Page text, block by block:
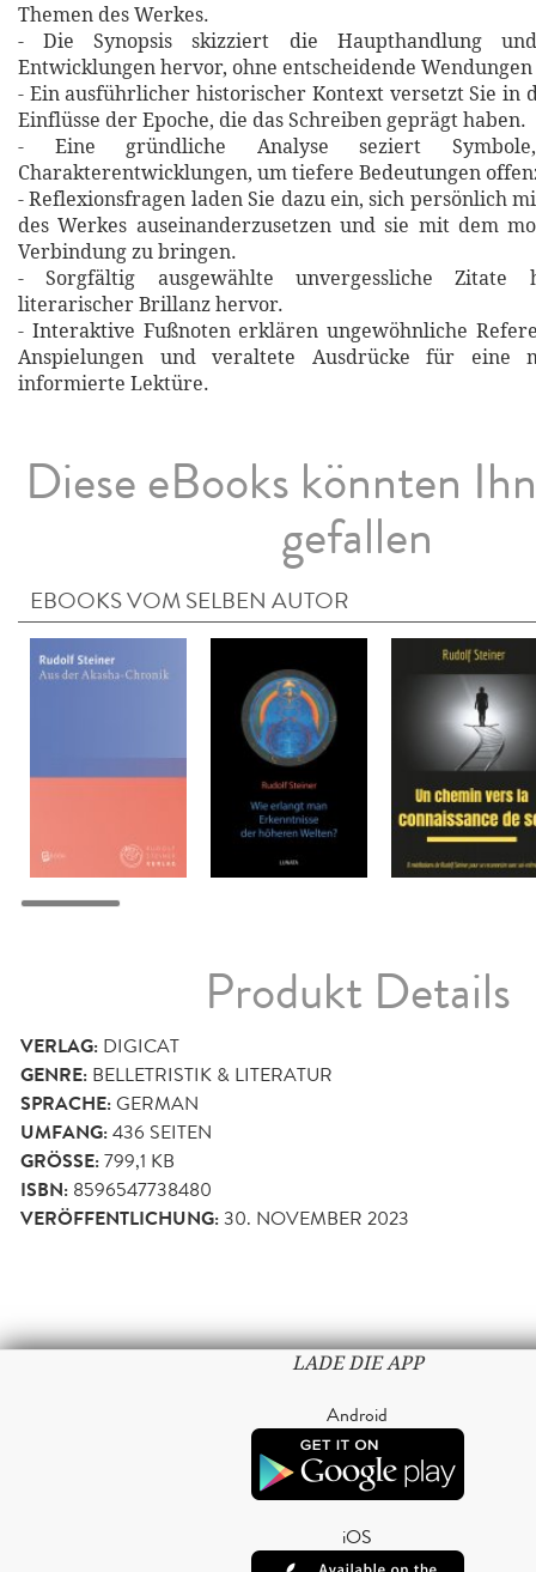
Themen des Werkes.
- Die Synopsis skizziert die Haupthandlung
Entwicklungen hervor, ohne entscheidende
- Ein ausführlicher historischer Kontext versetzt Sie in
Einflüsse der Epoche, die das Schreiben geprägt haben.
- Eine gründliche Analyse seziert
Charakterentwicklungen, um tiefere Bedeutungen
- Reflexionsfragen laden Sie dazu ein, sich persönlich
des Werkes auseinanderzusetzen und sie mit dem
Verbindung zu bringen.
- Sorgfältig ausgewählte unvergessliche Zitate
literarischer Brillanz hervor.
- Interaktive Fußnoten erklären ungewöhnliche
Anspielungen und veraltete Ausdrücke für eine
informierte Lektüre.
Diese eBooks könnten
gefallen
EBOOKS VOM SELBEN AUTOR
Produkt Details
VERLAG: DIGICAT
GENRE: BELLETRISTIK & LITERATUR
SPRACHE:GERMAN
UMFANG:436 SEITEN
GRÖSSE: 799,1 KB
ISBN: 8596547738480
VERÖFFENTLICHUNG:30. NOVEMBER 2023
LADE DIE APP
Android
iOS